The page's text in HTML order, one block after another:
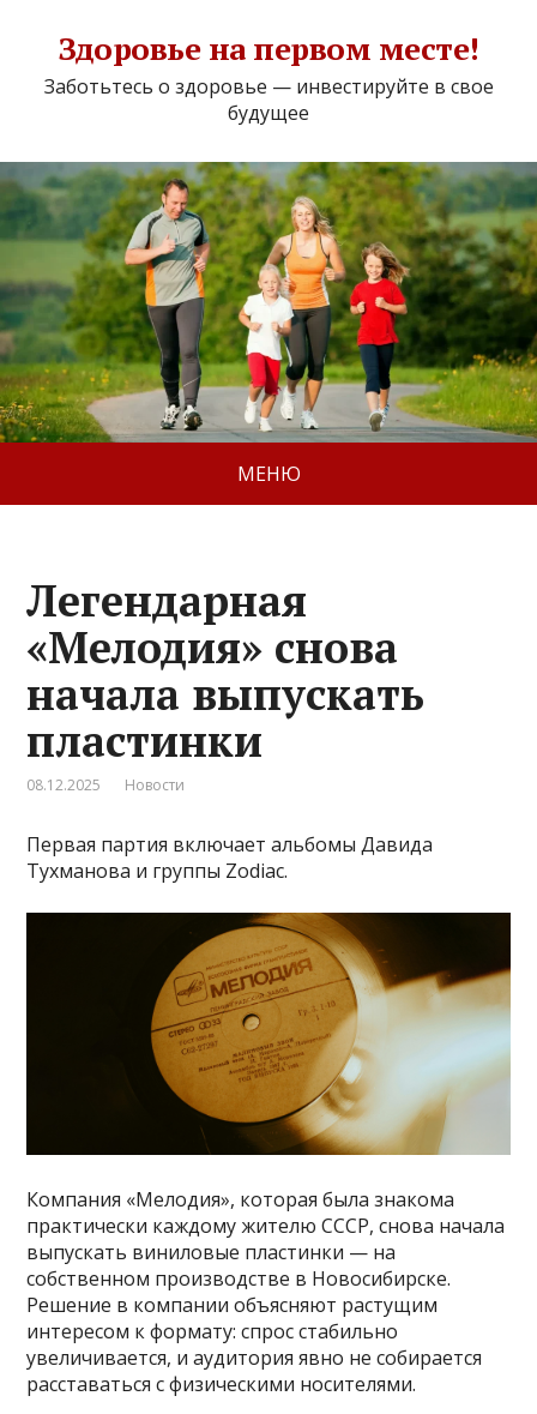
Здоровье на первом месте!
Заботьтесь о здоровье — инвестируйте в свое
будущее
МЕНЮ
Легендарная
«Мелодия» снова
начала выпускать
пластинки
08.12.2025 Новости
Первая партия включает альбомы Давида
Тухманова и группы Zodiac.
Компания «Мелодия», которая была знакома
практически каждому жителю СССР, снова начала
выпускать виниловые пластинки — на
собственном производстве в Новосибирске.
Решение в компании объясняют растущим
интересом к формату: спрос стабильно
увеличивается, и аудитория явно не собирается
расставаться с физическими носителями.